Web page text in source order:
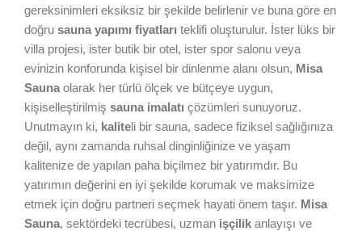
gereksinimleri eksiksiz bir şekilde belirlenir ve buna göre en
doğru sauna yapımı fiyatları teklifi oluşturulur. İster lüks bir
villa projesi, ister butik bir otel, ister spor salonu veya
evinizin konforunda kişisel bir dinlenme alanı olsun, Misa
Sauna olarak her türlü ölçek ve bütçeye uygun,
kişiselleştirilmiş sauna imalatı çözümleri sunuyoruz.
Unutmayın ki, kaliteli bir sauna, sadece fiziksel sağlığınıza
değil, aynı zamanda ruhsal dinginliğinize ve yaşam
kalitenize de yapılan paha biçilmez bir yatırımdır. Bu
yatırımın değerini en iyi şekilde korumak ve maksimize
etmek için doğru partneri seçmek hayati önem taşır. Misa
Sauna, sektördeki tecrübesi, uzman işçilik anlayışı ve